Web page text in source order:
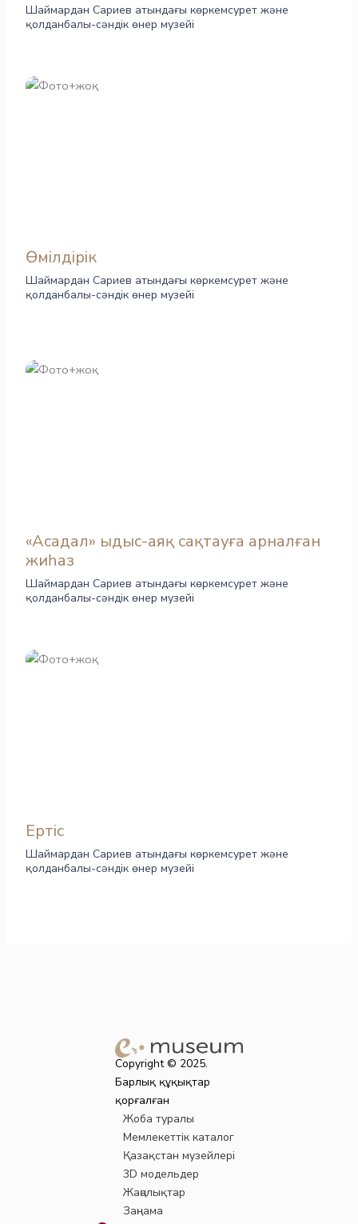
Шаймардан Сариев атындағы көркемсурет және
қолданбалы-сәндік өнер музейі
Өмілдірік
Шаймардан Сариев атындағы көркемсурет және
қолданбалы-сәндік өнер музейі
«Асадал» ыдыс-аяқ сақтауға арналған
жиһаз
Шаймардан Сариев атындағы көркемсурет және
қолданбалы-сәндік өнер музейі
Ертіс
Шаймардан Сариев атындағы көркемсурет және
қолданбалы-сәндік өнер музейі
Copyright © 2025.
Барлық құқықтар
қорғалған
Жоба туралы
Мемлекеттік каталог
Қазақстан музейлері
3D модельдер
Жаңалықтар
Заңнама